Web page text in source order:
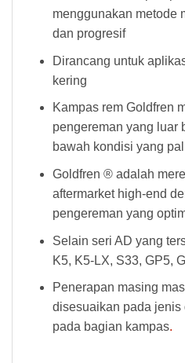
menggunakan metode
dan progresif
Dirancang untuk
kering
Kampas rem Goldfren
pengereman yang luar
bawah kondisi yang
Goldfren ® adalah
aftermarket high-end
pengereman yang
Selain seri AD yang
K5, K5-LX, S33, GP5,
Penerapan masing
disesuaikan pada jenis
pada bagian kampas.